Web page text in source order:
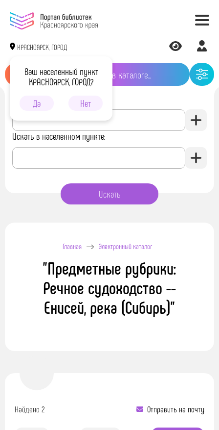
КРАСНОЯРСК, ГОРОД
Ваш населенный пункт
КРАСНОЯРСК, ГОРОД?
Да
Нет
Искать в библиотеке:
Искать в населенном пункте:
Главная Электронный каталог
"Предметные рубрики:
Речное судоходство --
Енисей, река (Сибирь)"
Найдено 2 Отправить на почту